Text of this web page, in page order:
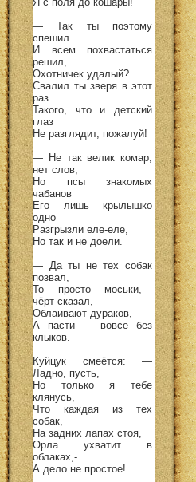
— Так ты поэтому
спешил
И всем похвастаться
решил,
Охотничек удалый?
Свалил ты зверя в этот
раз
Такого, что и детский
глаз
Не разглядит, пожалуй!
— Не так велик комар,
нет слов,
Но псы знакомых
чабанов
Его лишь крылышко
одно
Разгрызли еле-еле,
Но так и не доели.
— Да ты не тех собак
позвал,
То просто моськи,—
чёрт сказал,—
Облаивают дураков,
А пасти — вовсе без
клыков.
Куйцук смеётся: —
Ладно, пусть,
Но только я тебе
клянусь,
Что каждая из тех
собак,
На задних лапах стоя,
Орла ухватит в
облаках,-
А дело не простое!